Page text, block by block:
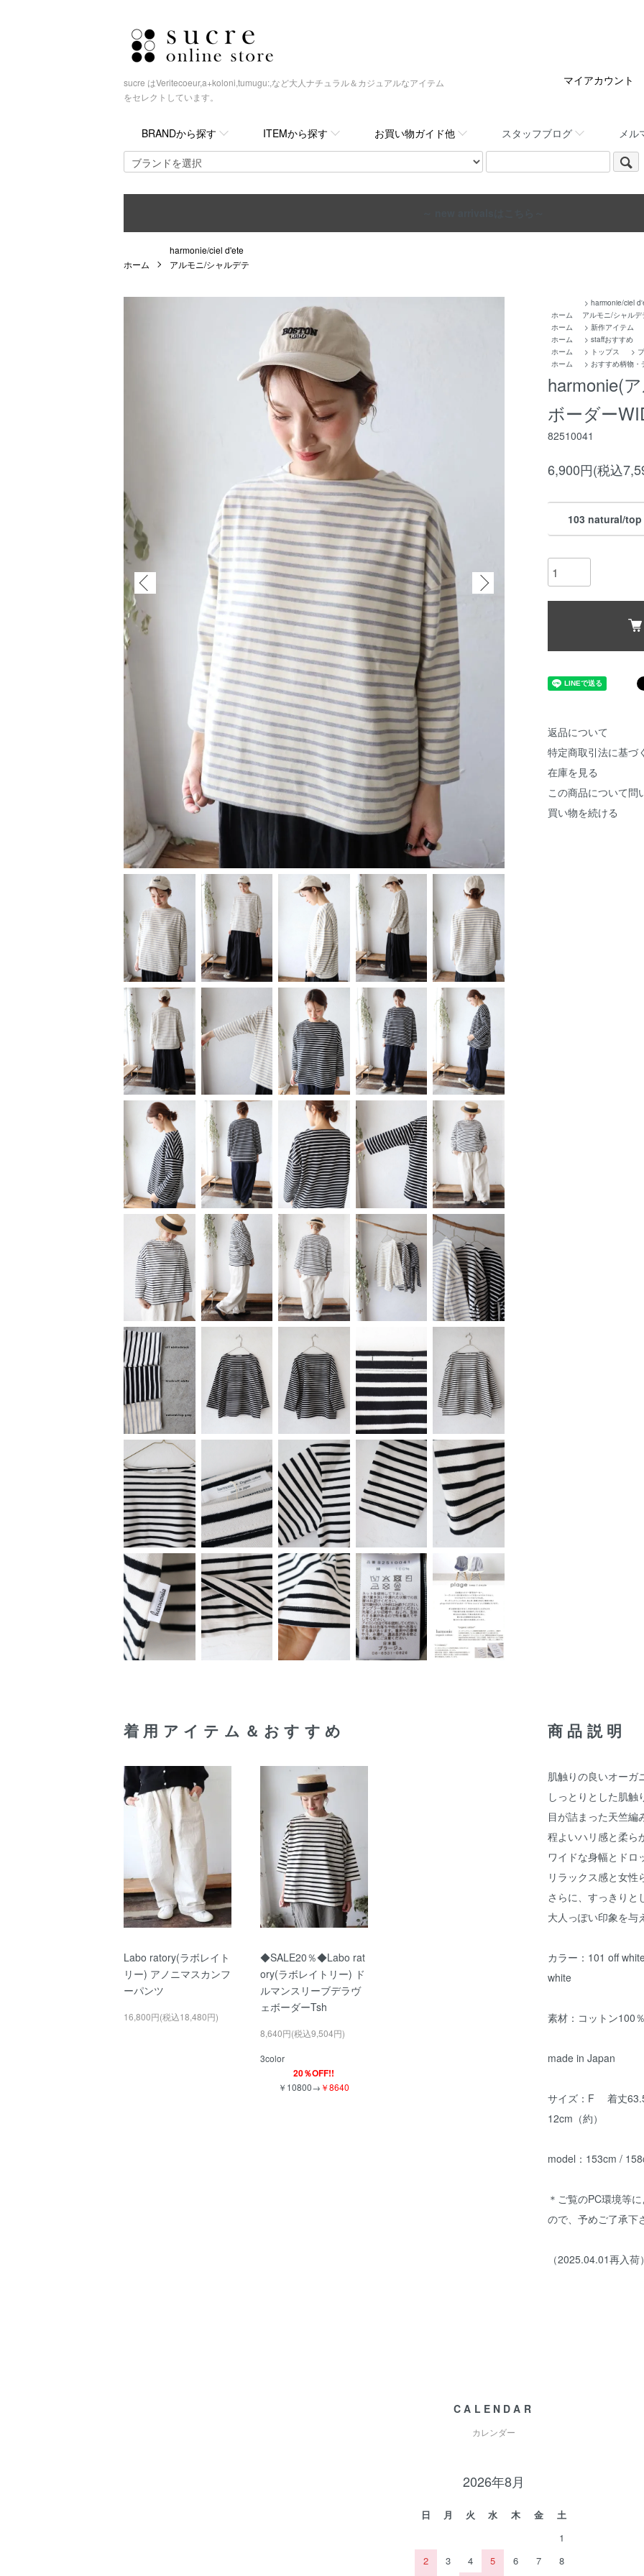
sucre はVeritecoeur,a+koloni,tumugu:,など大人ナチュラル＆カジュアルなアイテム
をセレクトしています。
BRANDから探す ITEMから探す お買い物ガイド他 スタッフブログ メル
マイアカウント
ホーム
harmonie/ciel d'ete
アルモニ/シャルデテ
ホーム
> harmonie/ciel
アルモニ/シャルデ
ホーム
> 新作アイテム
ホーム
> staffおすすめ
ホーム
> トップス >
ホーム
> おすすめ柄物・
harmonie(
ボーダー
82510041
6,900円(税込
103 natural/
返品について
特定商取引法に基づ
在庫を見る
この商品について問
買い物を続ける
商品説明
肌触りの良いオーガ
しっとりとした肌触
目が詰まった天竺編
程よいハリ感と柔
ワイドな身幅とドロ
リラックス感と女性
さらに、すっきりと
大人っぽい印象を与
カラー：101 off
white
素材：コットン100
made in Japan
サイズ：F 着丈
12cm（約）
model：153cm /
＊ご覧のPC環境等
ので、予めご了承下
（2025.04.01再入荷）
着用アイテム＆おすすめ
Labo ratory(ラボレイト
リー) アノニマスカンフ
ーパンツ
16,800円(税込18,480円)
◆SALE20％◆Labo rat
ory(ラボレイトリー) ド
ルマンスリーブデラヴ
ェボーダーTsh
8,640円(税込9,504円)
3color
20％OFF!!
￥10800→ ￥8640
CALENDAR
カレンダー
2026年8月
日 月 火 水 木 金
土
1
2
3 4 5 6 7 8